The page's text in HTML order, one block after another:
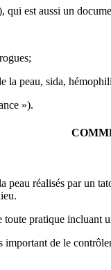
qui est aussi un
la peau, sida,
»).
réalisés par un
pratique incluant
important de le